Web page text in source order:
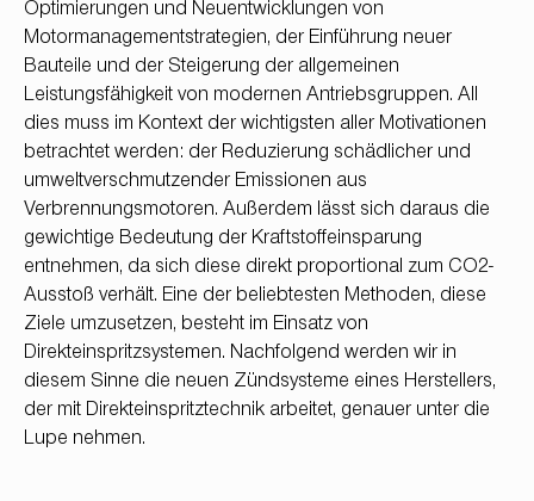
Optimierungen und Neuentwicklungen von
Motormanagementstrategien, der Einführung neuer
Bauteile und der Steigerung der allgemeinen
Leistungsfähigkeit von modernen Antriebsgruppen. All
dies muss im Kontext der wichtigsten aller Motivationen
betrachtet werden: der Reduzierung schädlicher und
umweltverschmutzender Emissionen aus
Verbrennungsmotoren. Außerdem lässt sich daraus die
gewichtige Bedeutung der Kraftstoffeinsparung
entnehmen, da sich diese direkt proportional zum CO2-
Ausstoß verhält. Eine der beliebtesten Methoden, diese
Ziele umzusetzen, besteht im Einsatz von
Direkteinspritzsystemen. Nachfolgend werden wir in
diesem Sinne die neuen Zündsysteme eines Herstellers,
der mit Direkteinspritztechnik arbeitet, genauer unter die
Lupe nehmen.